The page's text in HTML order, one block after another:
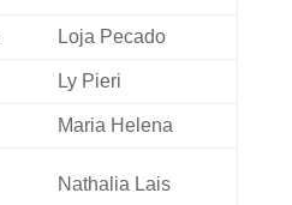
Loja Pecado
Ly Pieri
Maria Helena
Nathalia Lais